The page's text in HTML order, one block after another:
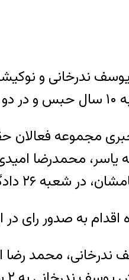
یوسف ندرخانی و
محمدرضا
ریاست قاضی احمدزاده حضور یافتند.
به صدور رای